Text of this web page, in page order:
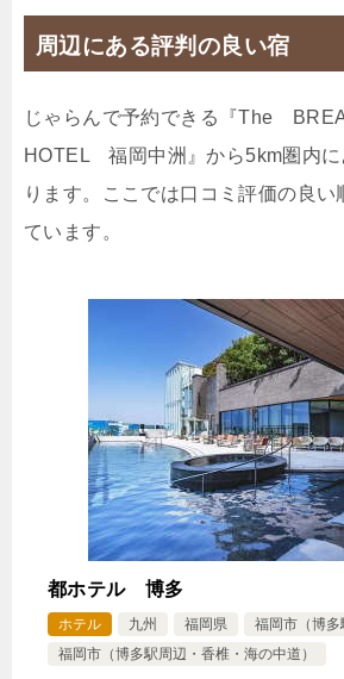
8,220円【禁煙室】スタンダ
じゃらんで確認する
ビス♪
IN15:00- OUT -
禁煙ルーム
【禁煙室】スタンダードツインル
1泊大人1
周辺にある評判の良い宿
じゃらんで予約できる『The
HOTEL 福岡中洲』から5km圏内に
ります。ここでは口コミ評価の良い
ています。
都ホテル 博多
ホテル 九州 福岡県
福岡市（博多
福岡市（博多駅周辺・香椎・海の中道）